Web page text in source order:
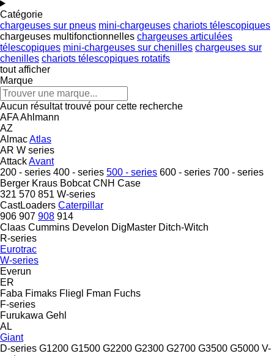
Catégorie
chargeuses sur pneus mini-chargeuses chariots télescopiques
chargeuses multifonctionnelles chargeuses articulées
télescopiques mini-chargeuses sur chenilles chargeuses sur
chenilles chariots télescopiques rotatifs
tout afficher
Marque
Aucun résultat trouvé pour cette recherche
AFAAhlmann
AZ
AlmacAtlas
AR W series
AttackAvant
200 - series 400 - series 500 - series 600 - series 700 - series
Berger Kraus Bobcat CNH Case
321 570 851 W-series
CastLoaders Caterpillar
906 907 908 914
Claas Cummins Develon DigMaster Ditch-Witch
R-series
Eurotrac
W-series
Everun
ER
Faba Fimaks Fliegl Fman Fuchs
F-series
Furukawa Gehl
AL
Giant
D-series G1200 G1500 G2200 G2300 G2700 G3500 G5000 V-